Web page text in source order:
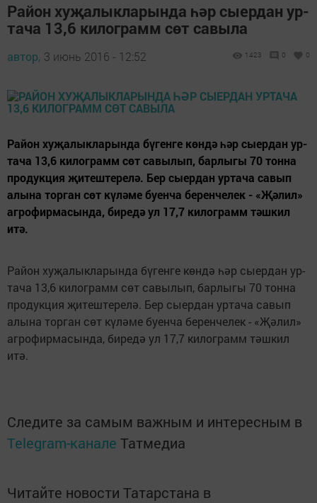
Ра­йон ху­җа­лык­ла­рын­да һәр сы­ер­дан ур­
та­ча 13,6 ки­лог­рамм сөт са­вы­ла
автор, 3 июнь 2016 - 12:52 1423 0 0
Ра­йон ху­җа­лык­ла­рын­да бү­ген­ге көн­дә һәр сы­ер­дан ур­
та­ча 13,6 ки­лог­рамм сөт са­вы­лып, бар­лы­гы 70 тон­на
про­дук­ция җи­теш­те­ре­лә. Бер сы­ер­дан ур­та­ча са­вып
алы­на тор­ган сөт кү­лә­ме бу­ен­ча бе­рен­че­лек - «Җә­лил»
аг­ро­фир­ма­сын­да, би­ре­дә ул 17,7 ки­лог­рамм тәш­кил
итә.
Ра­йон ху­җа­лык­ла­рын­да бү­ген­ге көн­дә һәр сы­ер­дан ур­
та­ча 13,6 ки­лог­рамм сөт са­вы­лып, бар­лы­гы 70 тон­на
про­дук­ция җи­теш­те­ре­лә. Бер сы­ер­дан ур­та­ча са­вып
алы­на тор­ган сөт кү­лә­ме бу­ен­ча бе­рен­че­лек - «Җә­лил»
аг­ро­фир­ма­сын­да, би­ре­дә ул 17,7 ки­лог­рамм тәш­кил
итә.
Следите за самым важным и интересным в
Telegram-канале Татмедиа
Читайте новости Татарстана в